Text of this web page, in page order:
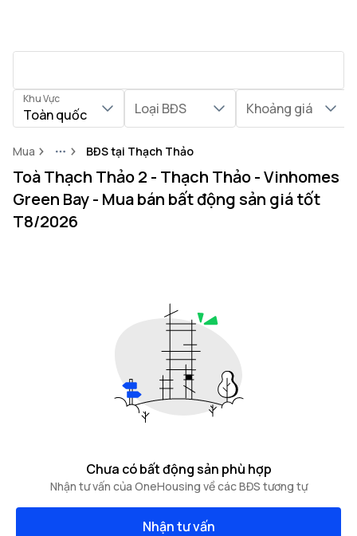
Khu Vực
Toàn quốc Loại BĐS Khoảng giá
Mua MoreBĐS tại Thạch Thảo
Toà Thạch Thảo 2 - Thạch Thảo - Vinhomes
Green Bay - Mua bán bất động sản giá tốt
T8/2026
Chưa có bất động sản phù hợp
Nhận tư vấn của OneHousing về các BĐS tương tự
Nhận tư vấn